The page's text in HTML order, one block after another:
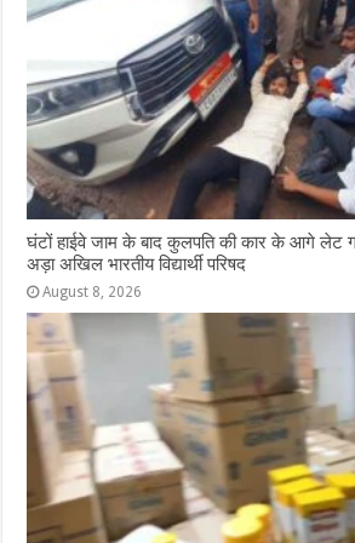
घंटों हाईवे जाम के बाद कुलपति की कार के आगे लेट
अड़ा अखिल भारतीय विद्यार्थी परिषद
August 8, 2026